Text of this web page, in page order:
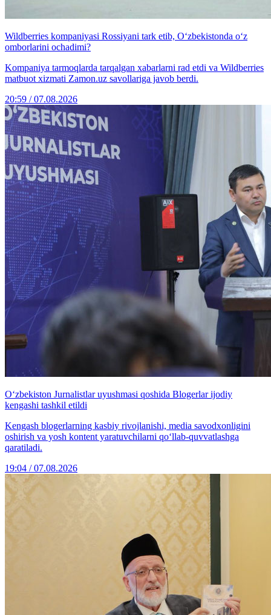
Wildberries kompaniyasi Rossiyani tark etib, O‘zbekistonda o‘z
omborlarini ochadimi?
Kompaniya tarmoqlarda tarqalgan xabarlarni rad etdi va Wildberries
matbuot xizmati Zamon.uz savollariga javob berdi.
20:59 / 07.08.2026
O‘zbekiston Jurnalistlar uyushmasi qoshida Blogerlar ijodiy
kengashi tashkil etildi
Kengash blogerlarning kasbiy rivojlanishi, media savodxonligini
oshirish va yosh kontent yaratuvchilarni qo‘llab-quvvatlashga
qaratiladi.
19:04 / 07.08.2026